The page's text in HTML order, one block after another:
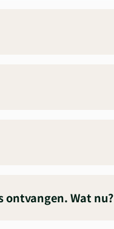
ontvangen. Wat nu?